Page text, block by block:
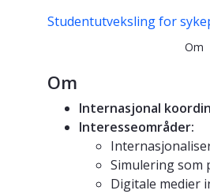
Studentutveksling for
Om
Om
Internasjonal
Interesseområder:
Simulering som
Digitale medier